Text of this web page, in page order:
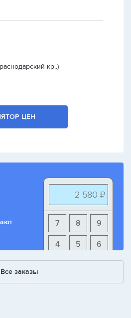
кр..)
ЦЕН
2 580 ₽
9
8
7
6
5
4
+ - /
Все заказы